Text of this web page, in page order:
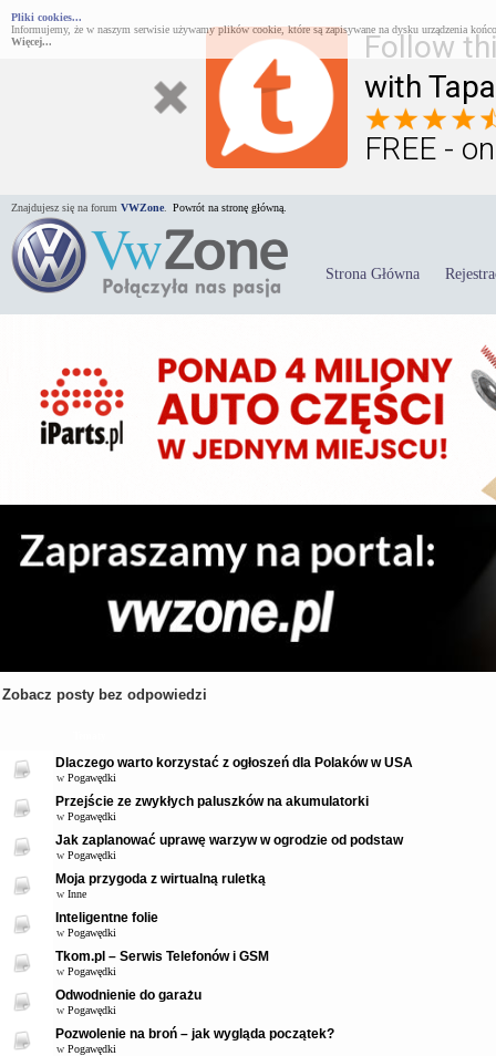
Follow
with
FREE -
Pliki cookies...
Informujemy, że w naszym serwisie używamy plików cookie, które są zapisywane na dysku urządzenia
Więcej...
Znajdujesz się na forum VWZone Powrót na stronę główną.
Strona Główna
Zobacz posty bez odpowiedzi
Dlaczego warto korzystać z ogłoszeń dla Polaków w USA
w Pogawędki
Przejście ze zwykłych paluszków na akumulatorki
w Pogawędki
Jak zaplanować uprawę warzyw w ogrodzie od podstaw
w Pogawędki
Moja przygoda z wirtualną ruletką
w Inne
Inteligentne folie
w Pogawędki
Tkom.pl – Serwis Telefonów i GSM
w Pogawędki
Odwodnienie do garażu
w Pogawędki
Pozwolenie na broń – jak wygląda początek?
w Pogawędki